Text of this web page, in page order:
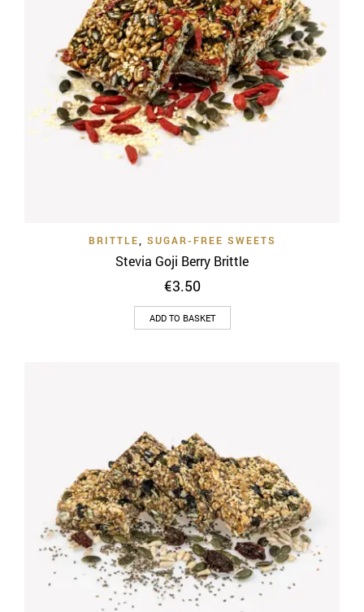
BRITTLE SUGAR-FREE SWEETS
Stevia Goji Berry Brittle
€3.50
ADD TO BASKET